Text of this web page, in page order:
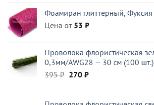
составляла
221 ₽.
59 ₽.
Фоамиран глиттерный,
Цена от 53 ₽
Проволока флористическая
0,3мм/AWG28 — 30 см (100 шт.)
395₽ Первоначальная
270 ₽Текущая